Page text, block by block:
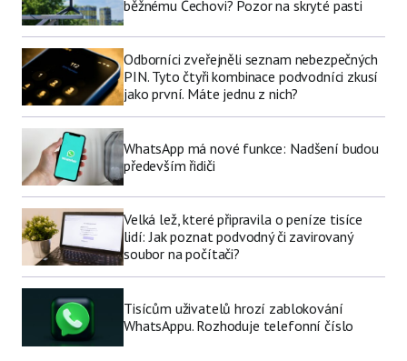
běžnému Čechovi? Pozor na skryté pasti
Odborníci zveřejněli seznam nebezpečných
PIN. Tyto čtyři kombinace podvodníci zkusí
jako první. Máte jednu z nich?
WhatsApp má nové funkce: Nadšení budou
především řidiči
Velká lež, které připravila o peníze tisíce
lidí: Jak poznat podvodný či zavirovaný
soubor na počítači?
Tisícům uživatelů hrozí zablokování
WhatsAppu. Rozhoduje telefonní číslo